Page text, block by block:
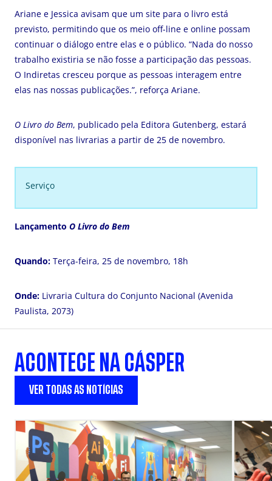
Ariane e Jessica avisam que um site para o livro está
previsto, permitindo que os meio off-line e online possam
continuar o diálogo entre elas e o público. “Nada do nosso
trabalho existiria se não fosse a participação das pessoas.
O Indiretas cresceu porque as pessoas interagem entre
elas nas nossas publicações.”, reforça Ariane.
O Livro do Bem, publicado pela Editora Gutenberg, estará
disponível nas livrarias a partir de 25 de novembro.
Serviço
Lançamento O Livro do Bem
Quando: Terça-feira, 25 de novembro, 18h
Onde: Livraria Cultura do Conjunto Nacional (Avenida
Paulista, 2073)
ACONTECE NA CÁSPER
VER TODAS AS NOTÍCIAS